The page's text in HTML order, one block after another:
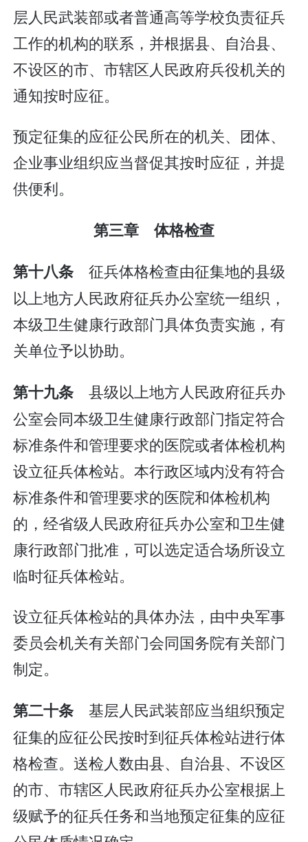
层人民武装部或者普通高等学校负责征兵
工作的机构的联系，并根据县、自治县、
不设区的市、市辖区人民政府兵役机关的
通知按时应征。
预定征集的应征公民所在的机关、团体、
企业事业组织应当督促其按时应征，并提
供便利。
第三章 体格检查
第十八条 征兵体格检查由征集地的县级
以上地方人民政府征兵办公室统一组织，
本级卫生健康行政部门具体负责实施，有
关单位予以协助。
第十九条 县级以上地方人民政府征兵办
公室会同本级卫生健康行政部门指定符合
标准条件和管理要求的医院或者体检机构
设立征兵体检站。本行政区域内没有符合
标准条件和管理要求的医院和体检机构
的，经省级人民政府征兵办公室和卫生健
康行政部门批准，可以选定适合场所设立
临时征兵体检站。
设立征兵体检站的具体办法，由中央军事
委员会机关有关部门会同国务院有关部门
制定。
第二十条 基层人民武装部应当组织预定
征集的应征公民按时到征兵体检站进行体
格检查。送检人数由县、自治县、不设区
的市、市辖区人民政府征兵办公室根据上
级赋予的征兵任务和当地预定征集的应征